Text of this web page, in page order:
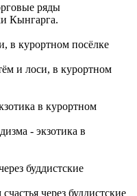
ряды
Кынгарга.
и лоси, в курортном
- экзотика в
через буддистские